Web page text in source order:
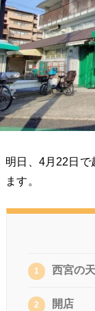
明日、4月22日で
ます。
1 西宮の
2 開店